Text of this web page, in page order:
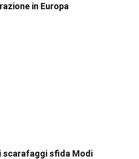
in Europa
scarafaggi sfida Modi